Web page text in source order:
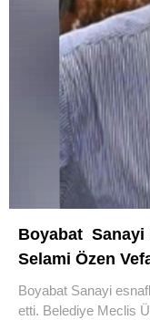
Boyabat Sanayi
Selami Özen
Boyabat Sanayi
etti. Belediye Meclis